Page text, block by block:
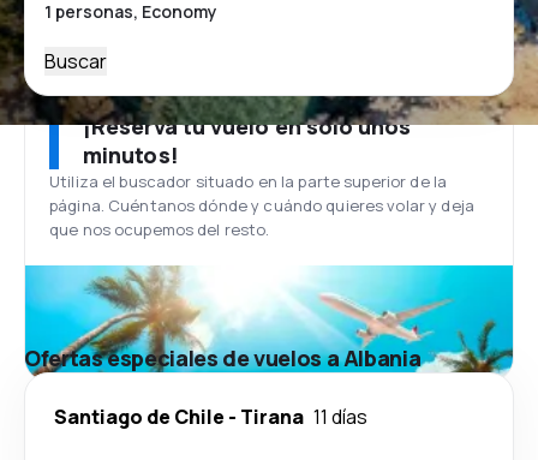
Buscar
¡Reserva tu vuelo en solo unos
minutos!
Utiliza el buscador situado en la parte superior de la
página. Cuéntanos dónde y cuándo quieres volar y deja
que nos ocupemos del resto.
Ofertas especiales de vuelos a Albania
Santiago de Chile - Tirana 11 días